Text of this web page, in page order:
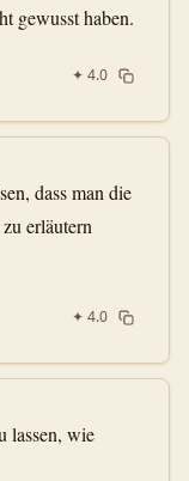
gewusst haben.
✦ 4.0
dass man die
erläutern
✦ 4.0
lassen, wie